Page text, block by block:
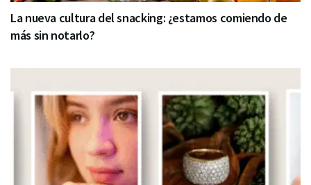
La nueva cultura del snacking: ¿estamos comiendo de
más sin notarlo?